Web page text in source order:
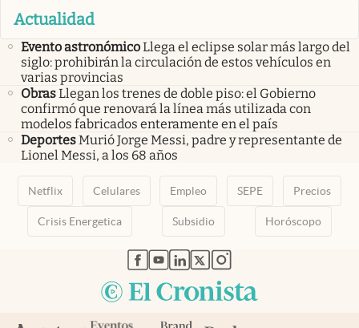
Actualidad
Evento astronómicoLlega el eclipse solar más largo del
siglo: prohibirán la circulación de estos vehículos en
varias provincias
ObrasLlegan los trenes de doble piso: el Gobierno
confirmó que renovará la línea más utilizada con
modelos fabricados enteramente en el país
DeportesMurió Jorge Messi, padre y representante de
Lionel Messi, a los 68 años
Netflix Celulares Empleo SEPE Precios
Crisis Energetica Subsidio Horóscopo
abre en nueva pestaña
abre en nueva pestaña
abre en nueva pestaña
abre en nueva pestaña
abre en nueva pestaña